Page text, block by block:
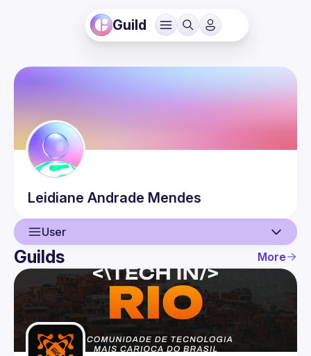
Guild
Leidiane Andrade Mendes
User
User
Events
Guilds
Guilds More